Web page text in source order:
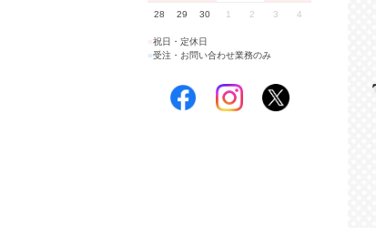
28 29 30 1 2 3 4
祝日・定休日
■受注・お問い合わせ業務のみ